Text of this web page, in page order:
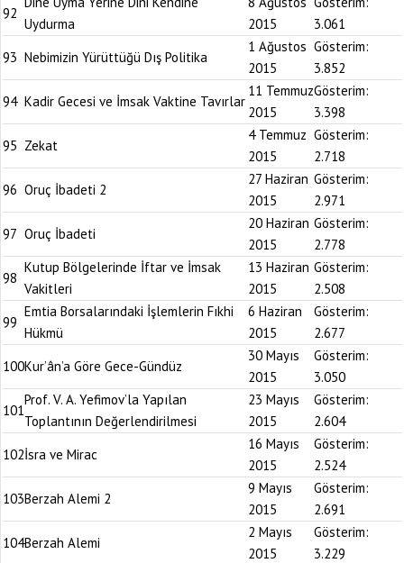
92
Uydurma
2015
3.061
93 Nebimizin Yürüttüğü Dış Politika
1 Ağustos
2015
Gösterim:
3.852
94 Kadir Gecesi ve İmsak Vaktine Tavırlar
11 Temmuz
2015
Gösterim:
3.398
95 Zekat
4 Temmuz
2015
Gösterim:
2.718
96 Oruç İbadeti 2
27 Haziran
2015
Gösterim:
2.971
97 Oruç İbadeti
20 Haziran
2015
Gösterim:
2.778
98
Kutup Bölgelerinde İftar ve İmsak
Vakitleri
13 Haziran
2015
Gösterim:
2.508
99
Emtia Borsalarındaki İşlemlerin Fıkhi
Hükmü
6 Haziran
2015
Gösterim:
2.677
100Kur’ân’a Göre Gece-Gündüz
30 Mayıs
2015
Gösterim:
3.050
101
Prof. V. A. Yefimov’la Yapılan
Toplantının Değerlendirilmesi
23 Mayıs
2015
Gösterim:
2.604
102İsra ve Mirac
16 Mayıs
2015
Gösterim:
2.524
103Berzah Alemi 2
9 Mayıs
2015
Gösterim:
2.691
104Berzah Alemi
2 Mayıs
2015
Gösterim:
3.229